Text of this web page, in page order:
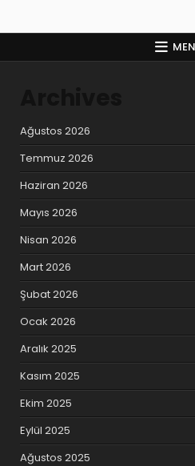
Ağustos 2026
Temmuz 2026
Haziran 2026
Mayıs 2026
Nisan 2026
Mart 2026
Şubat 2026
Ocak 2026
Aralık 2025
Kasım 2025
Ekim 2025
Eylül 2025
Ağustos 2025